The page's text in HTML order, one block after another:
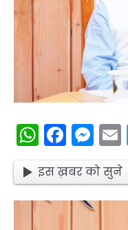
इस ख़बर को सुने